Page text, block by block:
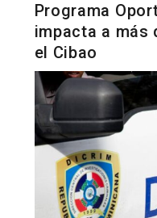
Programa
impacta a más
el Cibao